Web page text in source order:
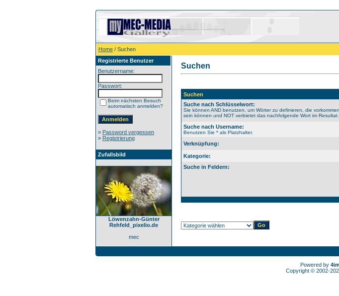
Home / Suchen
Registrierte Benutzer
Benutzername:
Passwort:
Beim nächsten Besuch
automatisch anmelden?
» Password vergessen
» Registrierung
Zufallsbild
Löwenzahn-Günter
Rehfeld_pixelio.de
mec
Suchen
Suchen
Suche nach Schlüsselwort:
Sie können AND benutzen, um Wörter zu definieren, die
sein können und NOT verbietet das nachfolgende Wort im
Suche nach Username:
Benutzen Sie * als Platzhalter.
Verknüpfung:
Kategorie:
Suche in Feldern:
Powered by
Copyright © 2002-